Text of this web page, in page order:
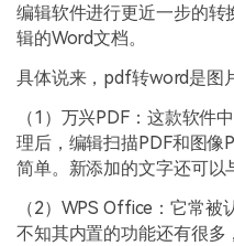
编辑软件进行更近一步的转
辑的Word文档。
具体说来，pdf转word是图
（1）万兴PDF：这款软件
理后，编辑扫描PDF和图像
简单。新添加的文字还可以
（2）WPS Office：它常
不知其内置的功能还有很多